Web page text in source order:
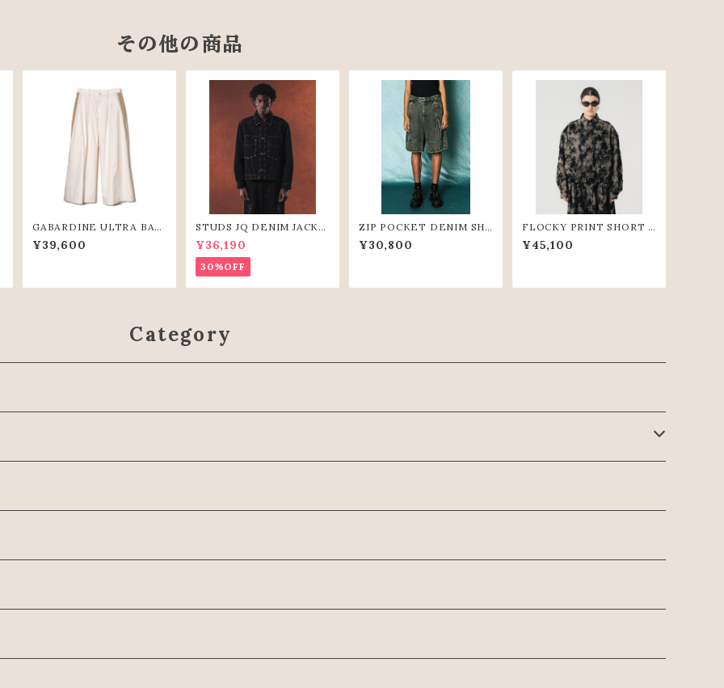
その他の商品
GABARDINE ULTRA BAG
GY PANTS (IVR)
¥39,600
STUDS JQ DENIM JACKE
T(BLK)
¥36,190
30%OFF
ZIP POCKET DENIM SH
ORT PANTS（GRY）
¥30,800
FLOCKY PRINT SHORT S
HIRTS (GRY)
¥45,100
Category